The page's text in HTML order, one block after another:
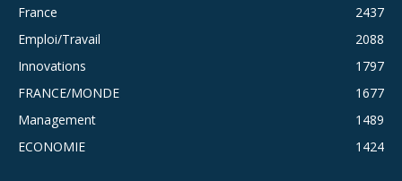
France
2437
Emploi/Travail
2088
Innovations
1797
FRANCE/MONDE
1677
Management
1489
ECONOMIE
1424